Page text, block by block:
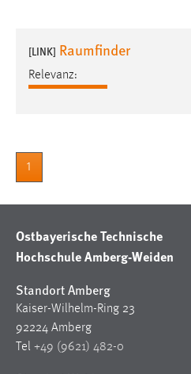
[LINK] Raumfinder
Relevanz:
1
Ostbayerische Technische
Hochschule Amberg-Weiden
Standort Amberg
Kaiser-Wilhelm-Ring 23
92224 Amberg
Tel +49 (9621) 482-0
Performance
Sprachpräferenz
site-language-preference
Zweck:
Das Cookie speichert die